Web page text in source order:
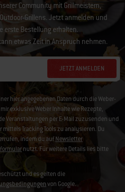
Community mit Grillmeistern,
Grillens. Jetzt anmelden und
erste Bestellung erhalten.
etwas Zeit in Anspruch nehmen.
JETZT ANMELDEN
hier angegebenen Daten durch die Weber-
exklusive Weber Inhalte wie Rezepte,
Veranstaltungen per E-Mail zuzusenden und
Tracking Tools zu analysieren. Du
indem du aufNewsletter
nutzt. Für weitere Details lies bitte
und es gelten die
von Google.